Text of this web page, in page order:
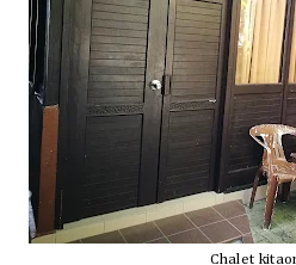
Chalet